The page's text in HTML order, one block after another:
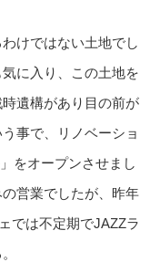
けではない土地でし
に入り、この土地を
遺構があり目の前が
事で、リノベーショ
をオープンさせまし
営業でしたが、昨年
では不定期でJAZZラ